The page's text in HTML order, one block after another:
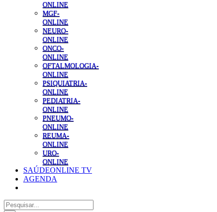
ONLINE
MGF-
ONLINE
NEURO-
ONLINE
ONCO-
ONLINE
OFTALMOLOGIA-
ONLINE
PSIQUIATRIA-
ONLINE
PEDIATRIA-
ONLINE
PNEUMO-
ONLINE
REUMA-
ONLINE
URO-
ONLINE
SAÚDEONLINE TV
AGENDA
Pesquisar